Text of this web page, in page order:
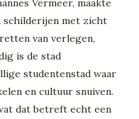
Vermeer, maakte
schilderijen met zicht
van verlegen,
is de stad
studentenstad waar
en cultuur snuiven.
dat betreft echt een